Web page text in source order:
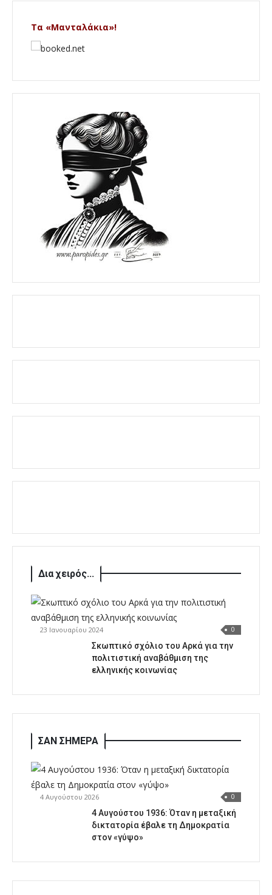
Τα «Μανταλάκια»!
Δια χειρός...
23 Ιανουαρίου 2024 0
Σκωπτικό σχόλιο του Αρκά για την
πολιτιστική αναβάθμιση της
ελληνικής κοινωνίας
ΣΑΝ ΣΗΜΕΡΑ
4 Αυγούστου 2026 0
4 Αυγούστου 1936: Όταν η μεταξική
δικτατορία έβαλε τη Δημοκρατία
στον «γύψο»